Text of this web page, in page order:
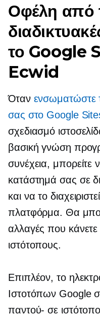
Οφέλη από
το Google
Ecwid
Όταν ενσωματώστε
σας στο Google
σχεδιασμό
βασική γνώση
συνέχεια, μπορείτε
κατάστημά σας σε
και να το
πλατφόρμα. Θα
αλλαγές που
ιστότοπους.
Επιπλέον, το
Ιστοτόπων Google
παντού- σε